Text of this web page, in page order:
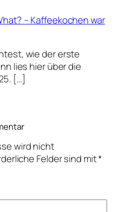
– Kaffeekochen war
wie der erste
lies hier über die
[…]
wird nicht
Felder sind mit*